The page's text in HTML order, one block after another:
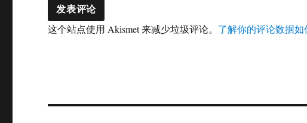
这个站点使用 Akismet 来减少垃圾评论。 了解你的评论数据如